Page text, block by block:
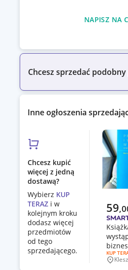
NAPISZ NA
Inne ogłoszenia
Chcesz kupić
więcej z jedną
dostawą?
Wybierz KUP
TERAZ i w
kolejnym kroku
dodasz więcej
przedmiotów
od tego
sprzedającego.
59,
RODZAJ
KUP
Chcesz sprzedać